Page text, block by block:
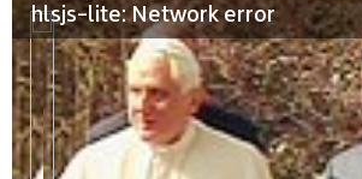
hlsjs-lite: Network error